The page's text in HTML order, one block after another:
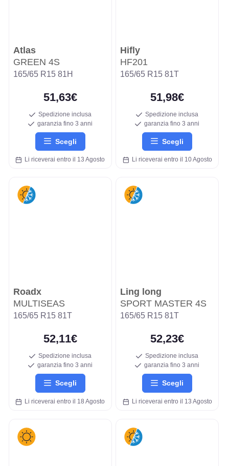
Atlas
GREEN 4S
165/65 R15 81H
51,63€
Spedizione inclusa
garanzia fino 3 anni
Scegli
Li riceverai entro il 13 Agosto
Hifly
HF201
165/65 R15 81T
51,98€
Spedizione inclusa
garanzia fino 3 anni
Scegli
Li riceverai entro il 10 Agosto
Roadx
MULTISEAS
165/65 R15 81T
52,11€
Spedizione inclusa
garanzia fino 3 anni
Scegli
Li riceverai entro il 18 Agosto
Ling long
SPORT MASTER 4S
165/65 R15 81T
52,23€
Spedizione inclusa
garanzia fino 3 anni
Scegli
Li riceverai entro il 13 Agosto